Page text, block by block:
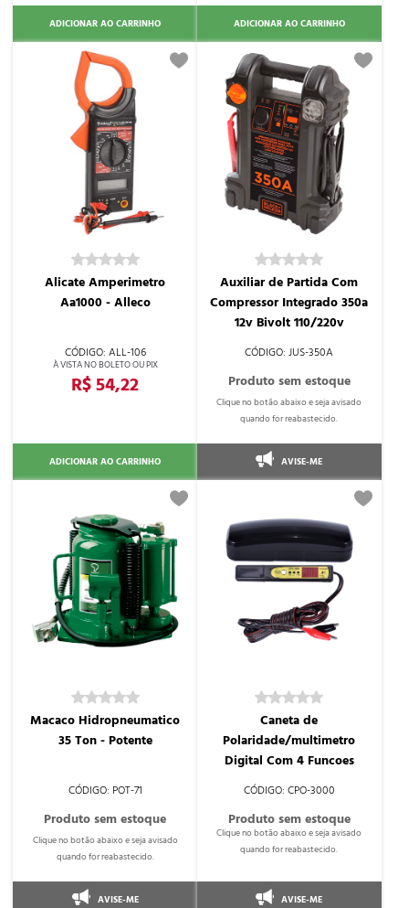
ADICIONAR AO CARRINHO ADICIONAR AO CARRINHO
ALL-106
Alicate Amperimetro
Aa1000 - Alleco
R$ 54,22
ADICIONAR AO CARRINHO
JUS-350A
Auxiliar de Partida Com
Compressor Integrado 350a
12v Bivolt 110/220v
AVISE-ME
POT-71
Macaco Hidropneumatico
35 Ton - Potente
AVISE-ME
CPO-3000
Caneta de
Polaridade/multimetro
Digital Com 4 Funcoes
AVISE-ME